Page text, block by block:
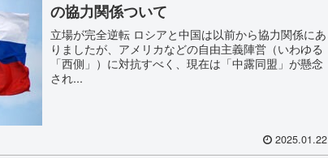
の協力関係ついて
立場が完全逆転 ロシアと中国は以前から協力関係にあ
りましたが、アメリカなどの自由主義陣営（いわゆる
「西側」）に対抗すべく、現在は「中露同盟」が懸念
され...
2025.01.22